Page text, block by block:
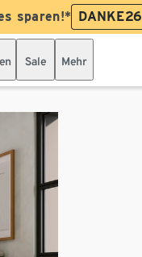
sparen!* DANKE26
Sale Mehr